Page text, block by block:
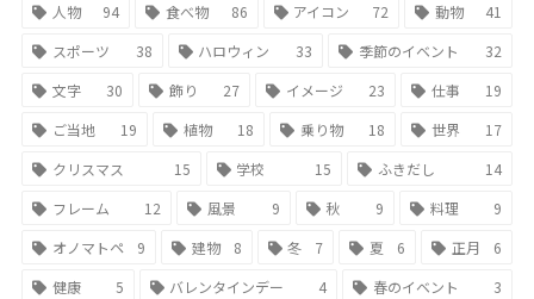
人物
94 食べ物 86 アイコン 72 動物
41
スポーツ
38 ハロウィン 33 季節のイベント
32
文字
30 飾り 27 イメージ 23 仕事
19
ご当地
19 植物 18 乗り物 18 世界
17
クリスマス
15 学校 15 ふきだし
14
フレーム
12 風景 9 秋 9 料理
9
オノマトペ
9 建物 8 冬 7 夏 6 正月
6
健康
5 バレンタインデー 4 春のイベント
3